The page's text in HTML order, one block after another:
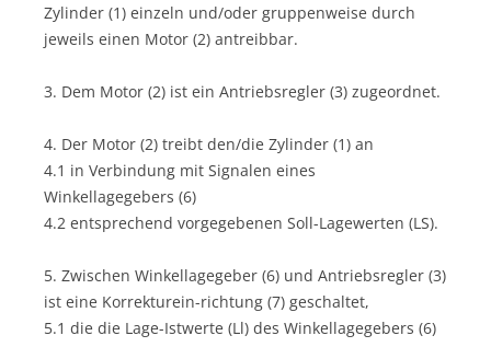
Zylinder (1) einzeln und/oder gruppenweise durch
jeweils einen Motor (2) antreibbar.
3. Dem Motor (2) ist ein Antriebsregler (3) zugeordnet.
4. Der Motor (2) treibt den/die Zylinder (1) an
4.1 in Verbindung mit Signalen eines
Winkellagegebers (6)
4.2 entsprechend vorgegebenen Soll-Lagewerten (LS).
5. Zwischen Winkellagegeber (6) und Antriebsregler (3)
ist eine Korrekturein-richtung (7) geschaltet,
5.1 die die Lage-Istwerte (Ll) des Winkellagegebers (6)